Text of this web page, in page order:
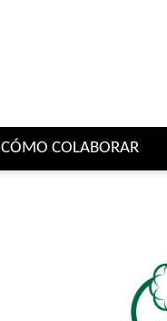
CÓMO COLABORAR